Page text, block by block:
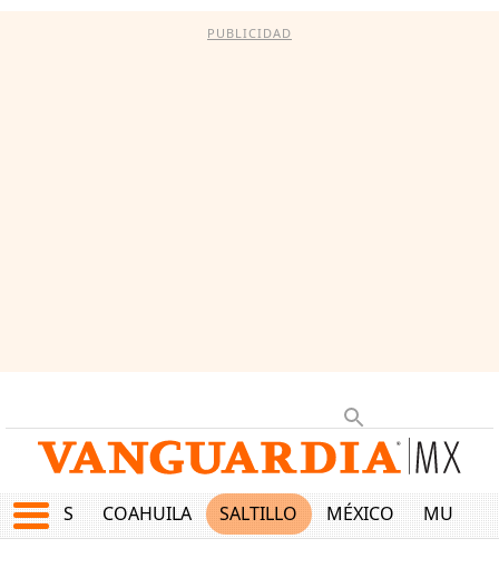
PUBLICIDAD
JUEGOS COAHUILA SALTILLO MÉXICO MUNDO